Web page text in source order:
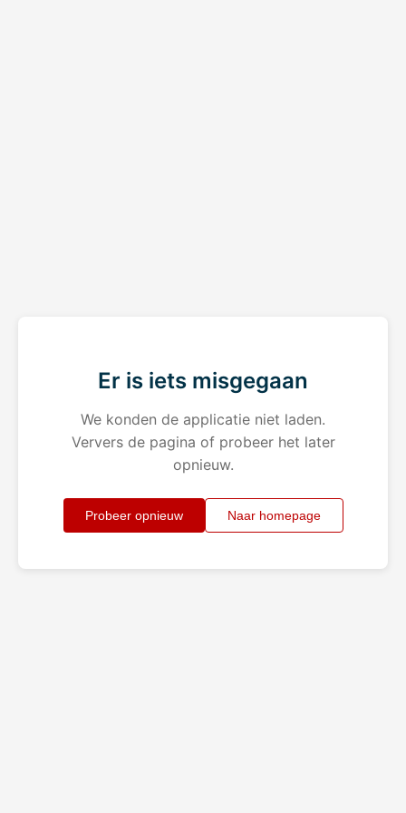
Er is iets misgegaan
We konden de applicatie niet laden.
Ververs de pagina of probeer het later
opnieuw.
Probeer opnieuw Naar homepage